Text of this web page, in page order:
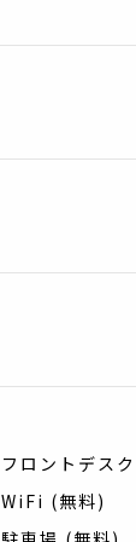
フロントデス
WiFi (無料)